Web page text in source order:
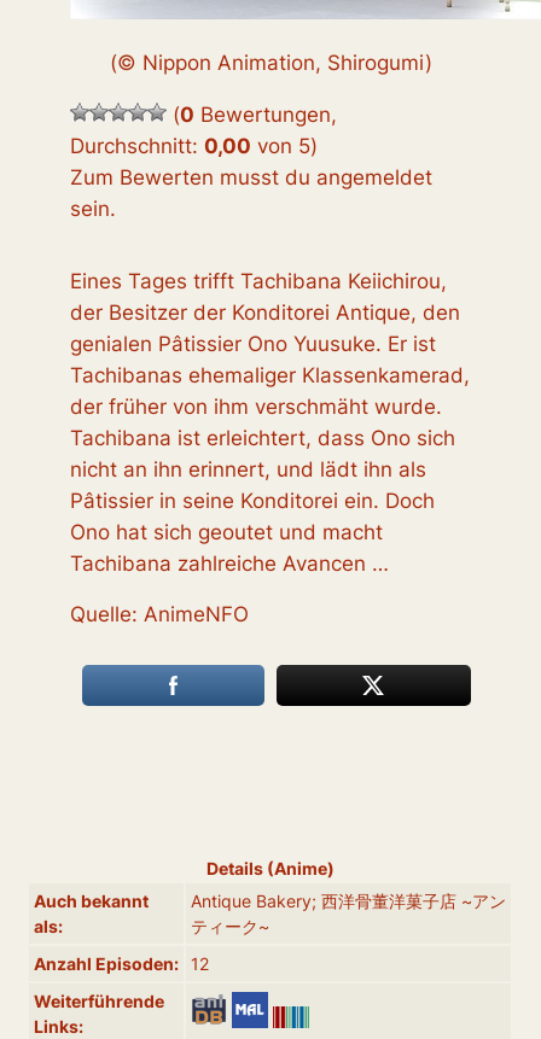
(© Nippon Animation, Shirogumi)
(0 Bewertungen,
Durchschnitt:0,00 von 5)
Zum Bewerten musst du angemeldet
sein.
Eines Tages trifft Tachibana Keiichirou,
der Besitzer der Konditorei Antique, den
genialen Pâtissier Ono Yuusuke. Er ist
Tachibanas ehemaliger Klassenkamerad,
der früher von ihm verschmäht wurde.
Tachibana ist erleichtert, dass Ono sich
nicht an ihn erinnert, und lädt ihn als
Pâtissier in seine Konditorei ein. Doch
Ono hat sich geoutet und macht
Tachibana zahlreiche Avancen …
Quelle: AnimeNFO
Details (Anime)
Auch bekannt
als:
Antique Bakery; 西洋骨董洋菓子店 ~アン
ティーク~
Anzahl Episoden:
12
Weiterführende
Links: